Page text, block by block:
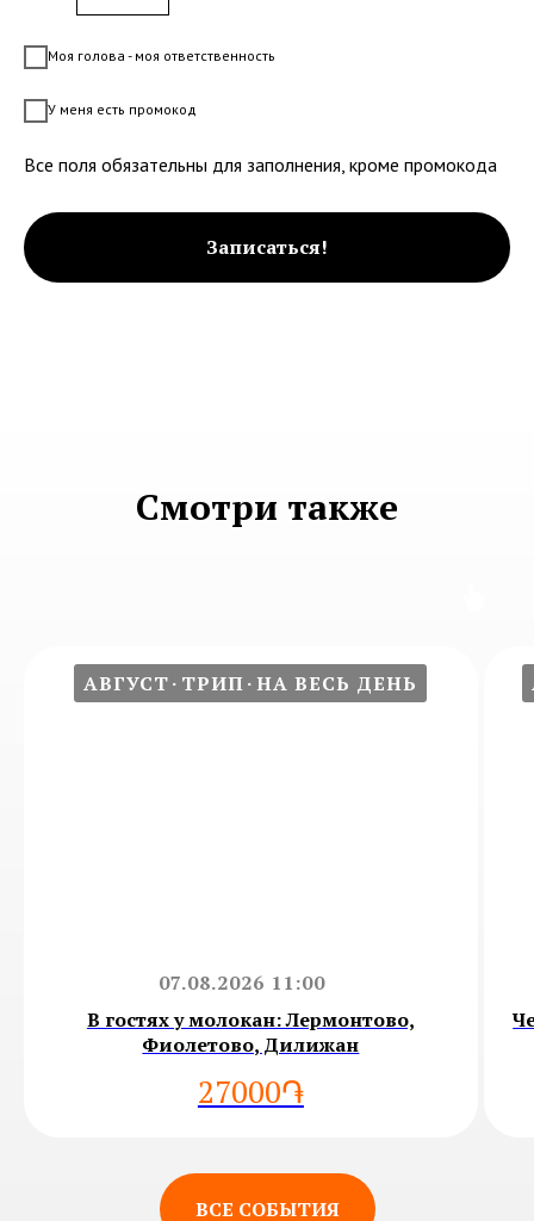
Моя голова - моя ответственность
У меня есть промокод
Все поля обязательны для заполнения, кроме промокода
Записаться!
Смотри также
АВГУСТ ТРИП НА ВЕСЬ ДЕНЬ
07.08.2026 11:00
В гостях у молокан: Лермонтово,
Фиолетово, Дилижан
27000֏
ВСЕ СОБЫТИЯ